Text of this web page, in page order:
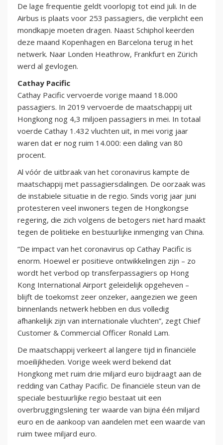
De lage frequentie geldt voorlopig tot eind juli. In de
Airbus is plaats voor 253 passagiers, die verplicht een
mondkapje moeten dragen. Naast Schiphol keerden
deze maand Kopenhagen en Barcelona terug in het
netwerk. Naar Londen Heathrow, Frankfurt en Zürich
werd al gevlogen.
Cathay Pacific
Cathay Pacific vervoerde vorige maand 18.000
passagiers. In 2019 vervoerde de maatschappij uit
Hongkong nog 4,3 miljoen passagiers in mei. In totaal
voerde Cathay 1.432 vluchten uit, in mei vorig jaar
waren dat er nog ruim 14.000: een daling van 80
procent.
Al vóór de uitbraak van het coronavirus kampte de
maatschappij met passagiersdalingen. De oorzaak was
de instabiele situatie in de regio. Sinds vorig jaar juni
protesteren veel inwoners tegen de Hongkongse
regering, die zich volgens de betogers niet hard maakt
tegen de politieke en bestuurlijke inmenging van China.
“De impact van het coronavirus op Cathay Pacific is
enorm. Hoewel er positieve ontwikkelingen zijn – zo
wordt het verbod op transferpassagiers op Hong
Kong International Airport geleidelijk opgeheven –
blijft de toekomst zeer onzeker, aangezien we geen
binnenlands netwerk hebben en dus volledig
afhankelijk zijn van internationale vluchten”, zegt Chief
Customer & Commercial Officer Ronald Lam.
De maatschappij verkeert al langere tijd in financiële
moeilijkheden. Vorige week werd bekend dat
Hongkong met ruim drie miljard euro bijdraagt aan de
redding van Cathay Pacific. De financiële steun van de
speciale bestuurlijke regio bestaat uit een
overbruggingslening ter waarde van bijna één miljard
euro en de aankoop van aandelen met een waarde van
ruim twee miljard euro.